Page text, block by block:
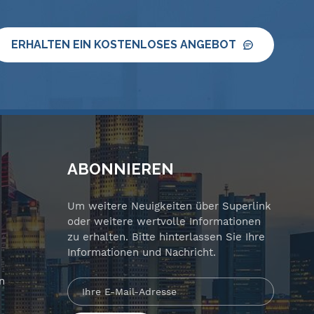
ERHALTEN EIN KOSTENLOSES ANGEBOT
ABONNIEREN
Um weitere Neuigkeiten über Superlink
oder weitere wertvolle Informationen
zu erhalten. Bitte hinterlassen Sie Ihre
Informationen und Nachricht.